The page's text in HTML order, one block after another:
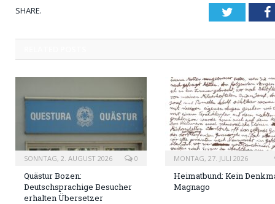
SHARE. Twitter
SONNTAG, 2. AUGUST 2026 0
Quästur Bozen:
Deutschsprachige Besucher
erhalten Übersetzer
MONTAG, 27. JULI 2026
Heimatbund: Kein
Magnago